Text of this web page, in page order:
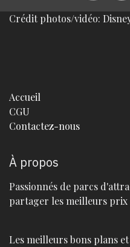
Crédit photos/vidéo:
Accueil
CGU
Contactez-nous
À propos
Passionnés de parcs
partager les meilleurs
Les meilleurs bons plans